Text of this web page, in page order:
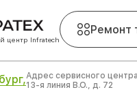
центр Infratech
Ремонт
Адрес сервисного центра
13-я линия В.О., д. 72